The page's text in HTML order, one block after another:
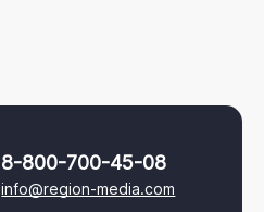
8-800-700-45-08
info@region-media.com